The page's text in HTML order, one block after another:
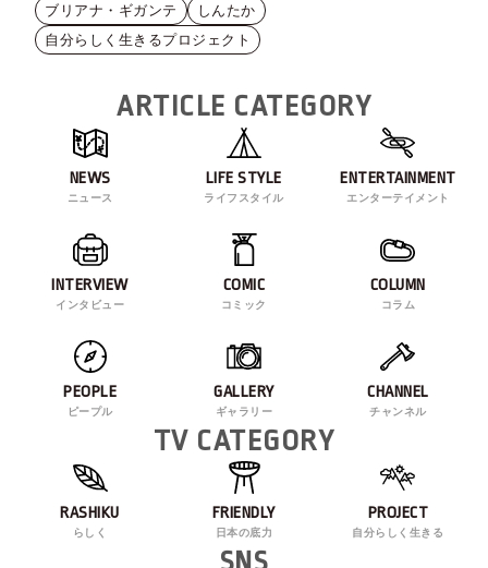
ブリアナ・ギガンテ
しんたか
自分らしく生きるプロジェクト
ARTICLE CATEGORY
NEWS
ニュース
LIFE STYLE
ライフスタイル
ENTERTAINMENT
エンターテイメント
INTERVIEW
インタビュー
COMIC
コミック
COLUMN
コラム
PEOPLE
ピープル
GALLERY
ギャラリー
CHANNEL
チャンネル
TV CATEGORY
RASHIKU
らしく
FRIENDLY
日本の底力
PROJECT
自分らしく生きる